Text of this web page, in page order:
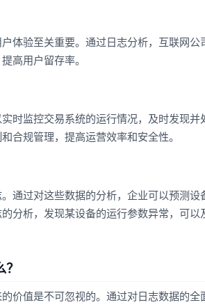
体验至关重要。通过日志分析，互联网
高用户留存率。
时监控交易系统的运行情况，及时发现并
合规管理，提高运营效率和安全性。
通过对这些数据的分析，企业可以预测设
分析，发现某设备的运行参数异常，可
价值是不可忽视的。通过对日志数据的全